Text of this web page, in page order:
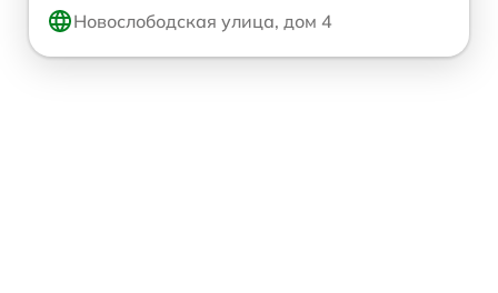
Новослободская улица, дом 4